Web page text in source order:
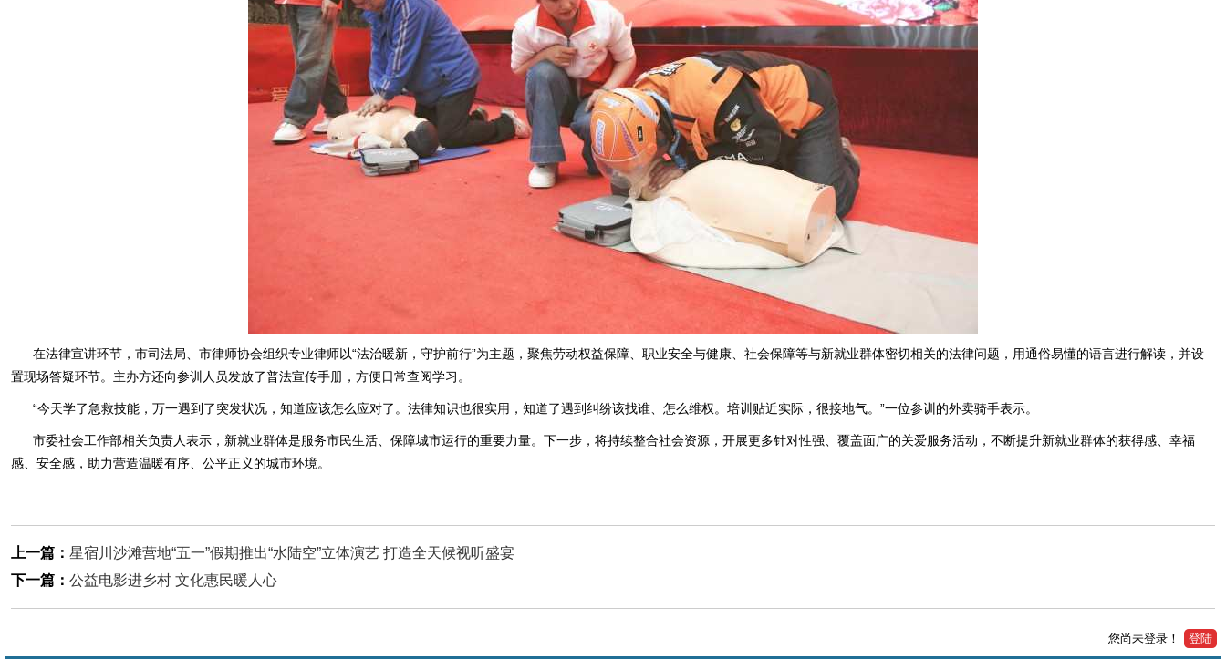
在法律宣讲环节，市司法局、市律师协会组织专业律师以“法治暖新，守护前行”为主题，聚焦劳动权益保障、职业安全与健康、社会保障等与新就业群体密切相关的法律问题，用通俗易懂的语言进行解读，并设
置现场答疑环节。主办方还向参训人员发放了普法宣传手册，方便日常查阅学习。
“今天学了急救技能，万一遇到了突发状况，知道应该怎么应对了。法律知识也很实用，知道了遇到纠纷该找谁、怎么维权。培训贴近实际，很接地气。”一位参训的外卖骑手表示。
市委社会工作部相关负责人表示，新就业群体是服务市民生活、保障城市运行的重要力量。下一步，将持续整合社会资源，开展更多针对性强、覆盖面广的关爱服务活动，不断提升新就业群体的获得感、幸福
感、安全感，助力营造温暖有序、公平正义的城市环境。
上一篇： 星宿川沙滩营地“五一”假期推出“水陆空”立体演艺 打造全天候视听盛宴
下一篇： 公益电影进乡村 文化惠民暖人心
您尚未登录！ 登陆